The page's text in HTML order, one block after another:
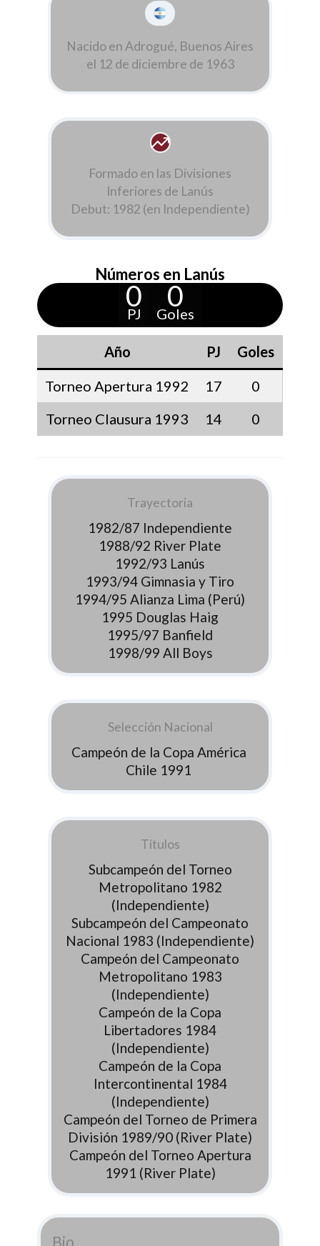
Nacido en Adrogué, Buenos Aires
el 12 de diciembre de 1963
Formado en las Divisiones
Inferiores de Lanús
Debut: 1982 (en Independiente)
Números en Lanús
0
PJ
0
Goles
Año PJ
Goles
Torneo Apertura 1992
17
0
Torneo Clausura 1993
14 0
Trayectoria
1982/87 Independiente
1988/92 River Plate
1992/93 Lanús
1993/94 Gimnasia y Tiro
1994/95 Alianza Lima (Perú)
1995 Douglas Haig
1995/97 Banfield
1998/99 All Boys
Selección Nacional
Campeón de la Copa América
Chile 1991
Títulos
Subcampeón del Torneo
Metropolitano 1982
(Independiente)
Subcampeón del Campeonato
Nacional 1983 (Independiente)
Campeón del Campeonato
Metropolitano 1983
(Independiente)
Campeón de la Copa
Libertadores 1984
(Independiente)
Campeón de la Copa
Intercontinental 1984
(Independiente)
Campeón del Torneo de Primera
División 1989/90 (River Plate)
Campeón del Torneo Apertura
1991 (River Plate)
Bio